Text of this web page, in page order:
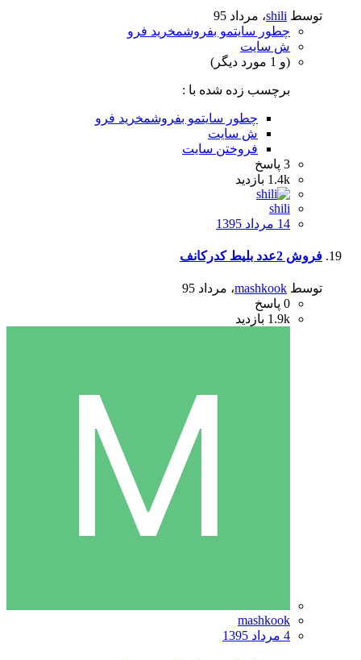
توسط shili، مرداد 95
چطور سایتمو بفروشمخرید فرو
ش سایت
(و 1 مورد دیگر)
برچسب زده شده با :
چطور سایتمو بفروشمخرید فرو
ش سایت
فروختن سایت
3 پاسخ
1.4k بازدید
shili
14 مرداد 1395
فروش 2عدد بلیط کدرکانف
توسط mashkook، مرداد 95
0 پاسخ
1.9k بازدید
mashkook
4 مرداد 1395